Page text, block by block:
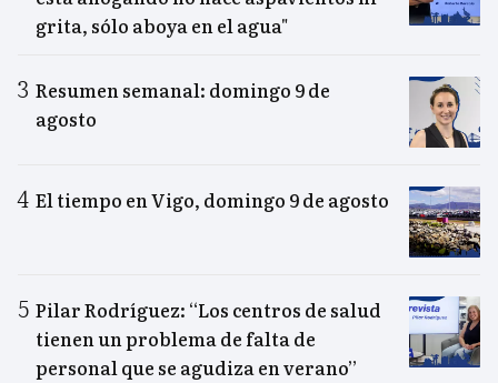
grita, sólo aboya en el agua"
Resumen semanal: domingo 9 de
agosto
El tiempo en Vigo, domingo 9 de agosto
Pilar Rodríguez: “Los centros de salud
tienen un problema de falta de
personal que se agudiza en verano”